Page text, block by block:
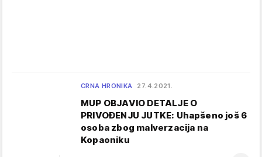
CRNA HRONIKA 27.4.2021.
MUP OBJAVIO DETALJE O
PRIVOĐENJU JUTKE: Uhapšeno još 6
osoba zbog malverzacija na
Kopaoniku